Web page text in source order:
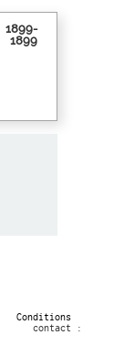
1899-
1899
Conditions
contact :